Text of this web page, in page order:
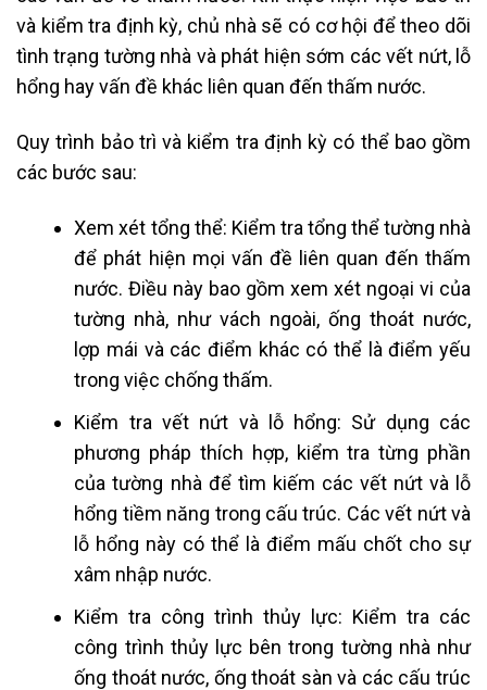
và kiểm tra định kỳ, chủ nhà sẽ có cơ hội để theo dõi
tình trạng tường nhà và phát hiện sớm các vết nứt, lỗ
hổng hay vấn đề khác liên quan đến thấm nước.
Quy trình bảo trì và kiểm tra định kỳ có thể bao gồm
các bước sau:
Xem xét tổng thể: Kiểm tra tổng thể tường nhà
để phát hiện mọi vấn đề liên quan đến thấm
nước. Điều này bao gồm xem xét ngoại vi của
tường nhà, như vách ngoài, ống thoát nước,
lợp mái và các điểm khác có thể là điểm yếu
trong việc chống thấm.
Kiểm tra vết nứt và lỗ hổng: Sử dụng các
phương pháp thích hợp, kiểm tra từng phần
của tường nhà để tìm kiếm các vết nứt và lỗ
hổng tiềm năng trong cấu trúc. Các vết nứt và
lỗ hổng này có thể là điểm mấu chốt cho sự
xâm nhập nước.
Kiểm tra công trình thủy lực: Kiểm tra các
công trình thủy lực bên trong tường nhà như
ống thoát nước, ống thoát sàn và các cấu trúc